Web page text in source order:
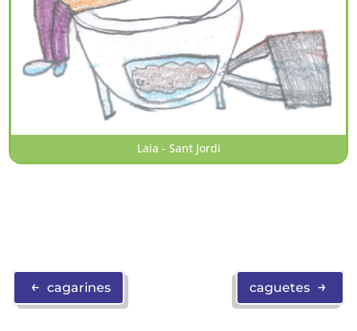
Laia - Sant Jordi
← cagarines caguetes →